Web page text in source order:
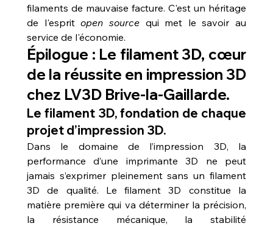
filaments de mauvaise facture. C'est un héritage
de l'esprit open source qui met le savoir au
service de l'économie.
Épilogue : Le filament 3D, cœur
de la réussite en impression 3D
chez LV3D Brive-la-Gaillarde.
Le filament 3D, fondation de chaque
projet d’impression 3D.
Dans le domaine de l’impression 3D, la
performance d’une imprimante 3D ne peut
jamais s’exprimer pleinement sans un filament
3D de qualité. Le filament 3D constitue la
matière première qui va déterminer la précision,
la résistance mécanique, la stabilité